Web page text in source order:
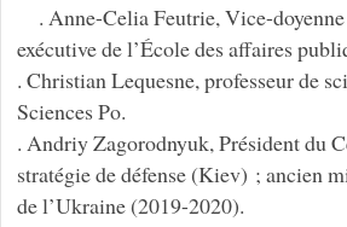
. Anne-Celia Feutrie, Vice-
exécutive de l’École des affaires
. Christian Lequesne, professeur de
Sciences Po.
. Andriy Zagorodnyuk, Président du
stratégie de défense (Kiev) ; ancien
de l’Ukraine (2019-2020).